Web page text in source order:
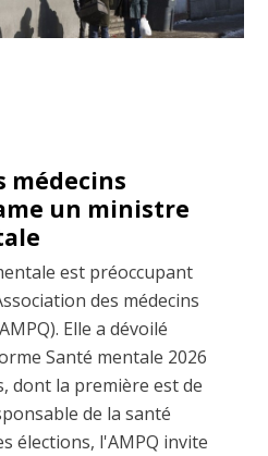
médecins
un ministre
est préoccupant
des médecins
Elle a dévoilé
Santé mentale 2026
dont la première est de
de la santé
élections, l'AMPQ invite